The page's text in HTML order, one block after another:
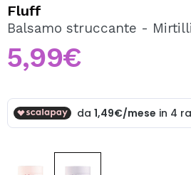
Creando un account su
acquisti velocemente, controllare
consultare le tue operazioni
CREARE UN
Fluff
Balsamo struccante -
5,99€